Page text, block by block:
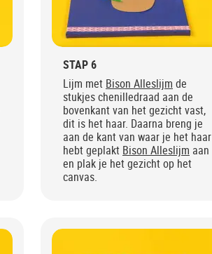
STAP 6
Lijm met Bison Alleslijm de
stukjes chenilledraad aan de
bovenkant van het gezicht vast,
dit is het haar. Daarna breng je
aan de kant van waar je het haar
hebt geplakt Bison Alleslijm aan
en plak je het gezicht op het
canvas.